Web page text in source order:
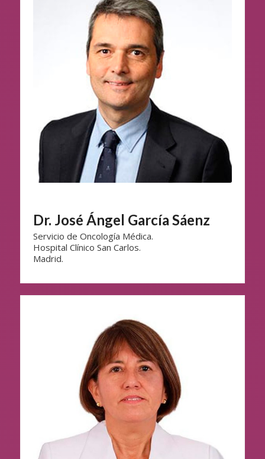
Dr. José Ángel García Sáenz
Servicio de Oncología Médica.
Hospital Clínico San Carlos.
Madrid.